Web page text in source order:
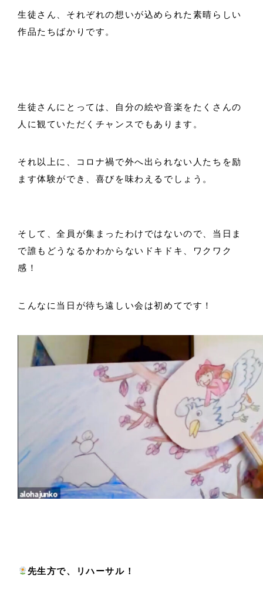
生徒さん、それぞれの想いが込められた素晴らしい
作品たちばかりです。
生徒さんにとっては、自分の絵や音楽をたくさんの
人に観ていただくチャンスでもあります。
それ以上に、コロナ禍で外へ出られない人たちを励
ます体験ができ、喜びを味わえるでしょう。
そして、全員が集まったわけではないので、当日ま
で誰もどうなるかわからないドキドキ、ワクワク
感！
こんなに当日が待ち遠しい会は初めてです！
先生方で、リハーサル！